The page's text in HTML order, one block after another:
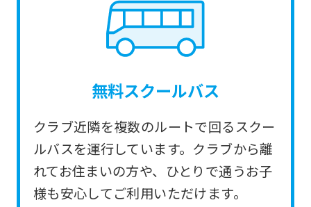
無料スクールバス
クラブ近隣を複数のルートで回るスクー
ルバスを運行しています。クラブから離
れてお住まいの方や、ひとりで通うお子
様も安心してご利用いただけます。
this
before
using
service.
Automatic